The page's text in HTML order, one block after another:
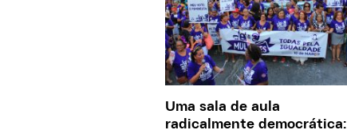
Uma sala de aula
radicalmente democrática: